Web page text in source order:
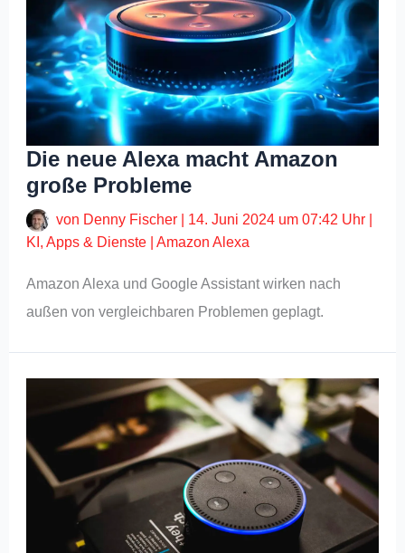
Die neue Alexa macht Amazon
große Probleme
von Denny Fischer 14. Juni 2024 um 07:42 Uhr
KI ,Apps & Dienste |Amazon Alexa
Amazon Alexa und Google Assistant wirken nach
außen von vergleichbaren Problemen geplagt.